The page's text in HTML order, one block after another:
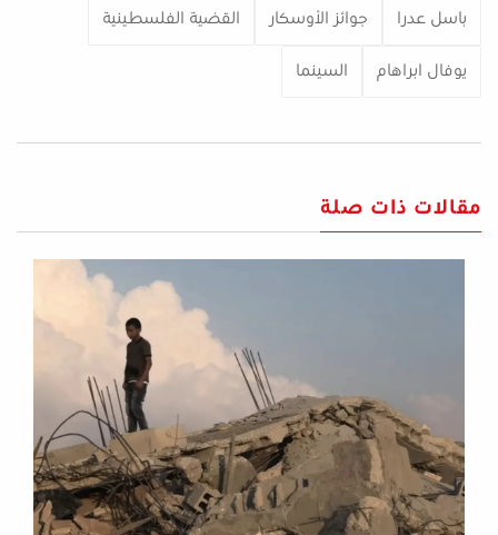
باسل عدرا جوائز الأوسكار القضية الفلسطينية
يوفال ابراهام السينما
مقالات ذات صلة